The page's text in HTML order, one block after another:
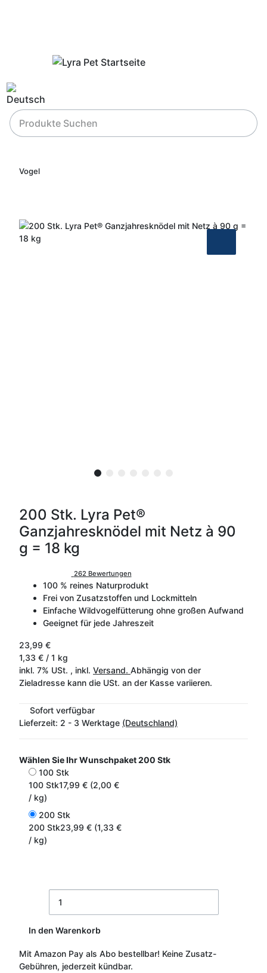
Vogel
200 Stk. Lyra Pet®
Ganzjahresknödel mit Netz à 90
g = 18 kg
262 Bewertungen
100 % reines Naturprodukt
Frei von Zusatzstoffen und Lockmitteln
Einfache Wildvogelfütterung ohne großen Aufwand
Geeignet für jede Jahreszeit
23,99 €
1,33 € / 1 kg
inkl. 7% USt. , inkl. Versand. Abhängig von der
Zieladresse kann die USt. an der Kasse variieren.
Sofort verfügbar
Lieferzeit: 2 - 3 Werktage (Deutschland)
Wählen Sie Ihr Wunschpaket200 Stk
100 Stk
100 Stk17,99 € (2,00 €
/ kg)
200 Stk
200 Stk23,99 € (1,33 €
/ kg)
In den Warenkorb
Mit Amazon Pay als Abo bestellbar! Keine Zusatz-
Gebühren, jederzeit kündbar.